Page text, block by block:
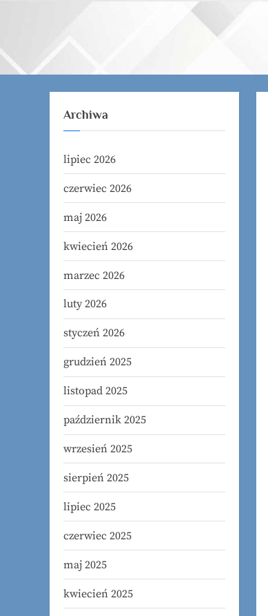
content
Archiwa
lipiec 2026
czerwiec 2026
maj 2026
kwiecień 2026
marzec 2026
luty 2026
styczeń 2026
grudzień 2025
listopad 2025
październik 2025
wrzesień 2025
sierpień 2025
lipiec 2025
czerwiec 2025
maj 2025
kwiecień 2025